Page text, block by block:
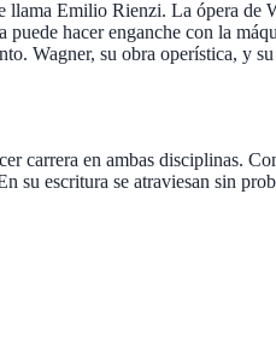
Emilio Rienzi. La ópera de
hacer enganche con la
Wagner, su obra operística, y
carrera en ambas disciplinas.
su escritura se atraviesan sin